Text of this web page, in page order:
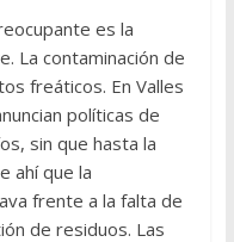
es la
La contaminación de
freáticos. En Valles
políticas de
sin que hasta la
ahí que la
frente a la falta de
de residuos. Las